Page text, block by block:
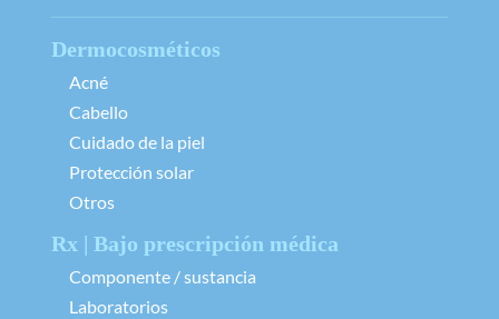
Dermocosméticos
Acné
Cabello
Cuidado de la piel
Protección solar
Otros
Rx | Bajo prescripción médica
Componente / sustancia
Laboratorios